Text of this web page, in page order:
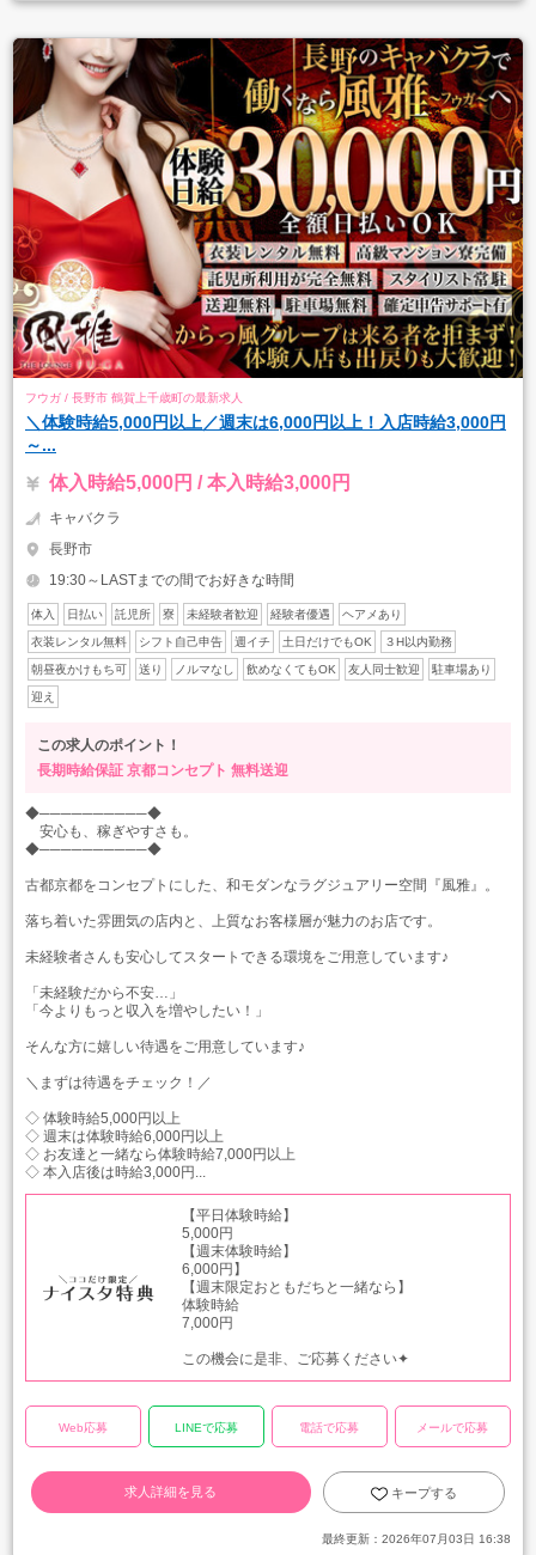
フウガ / 長野市 鶴賀上千歳町の最新求人
＼体験時給5,000円以上／週末は6,000円以上！入店時給3,000円
～...
体入時給5,000円 / 本入時給3,000円
キャバクラ
長野市
19:30～LASTまでの間でお好きな時間
体入 日払い 託児所 寮 未経験者歓迎 経験者優遇 ヘアメあり
衣装レンタル無料 シフト自己申告 週イチ 土日だけでもOK ３H以内勤務
朝昼夜かけもち可 送り ノルマなし 飲めなくてもOK 友人同士歓迎 駐車場あり
迎え
この求人のポイント！
長期時給保証 京都コンセプト 無料送迎
◆──────────◆
安心も、稼ぎやすさも。
◆──────────◆
古都京都をコンセプトにした、和モダンなラグジュアリー空間『風雅』。
落ち着いた雰囲気の店内と、上質なお客様層が魅力のお店です。
未経験者さんも安心してスタートできる環境をご用意しています♪
「未経験だから不安…」
「今よりもっと収入を増やしたい！」
そんな方に嬉しい待遇をご用意しています♪
＼まずは待遇をチェック！／
◇ 体験時給5,000円以上
◇ 週末は体験時給6,000円以上
◇ お友達と一緒なら体験時給7,000円以上
◇ 本入店後は時給3,000円...
【平日体験時給】
5,000円
【週末体験時給】
6,000円】
【週末限定おともだちと一緒なら】
体験時給
7,000円
この機会に是非、ご応募ください✦
Web応募 LINEで応募 電話で応募 メールで応募
求人詳細を見る キープする
最終更新： 2026年07月03日 16:38